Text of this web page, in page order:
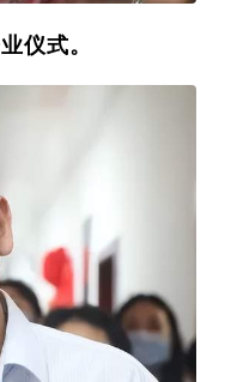
仪式。